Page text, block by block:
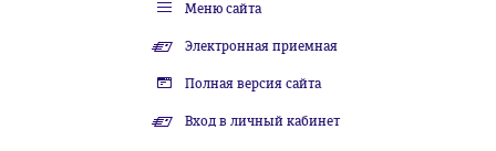
Меню сайта
Электронная приемная
Полная версия сайта
Вход в личный кабинет